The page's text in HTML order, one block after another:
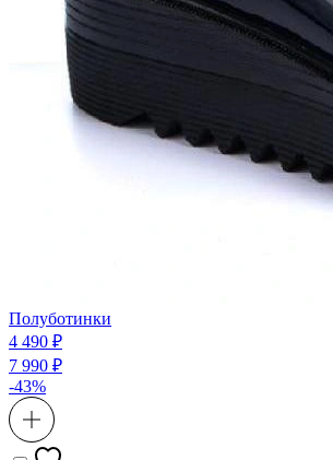
Полуботинки
4 490 ₽
7 990 ₽
-43%